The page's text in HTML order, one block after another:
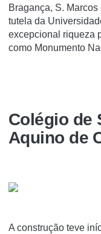
Bragança, S.
tutela da
excepcional riqueza
como Monumento
Colégio de
Aquino de
A construção teve